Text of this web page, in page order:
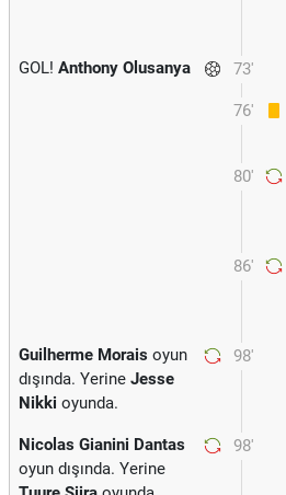
73'
GOL! Anthony Olusanya
76'
80'
86'
98'
Guilherme Morais oyun
dışında. Yerine Jesse
Nikki oyunda.
98'
Nicolas Gianini Dantas
oyun dışında. Yerine